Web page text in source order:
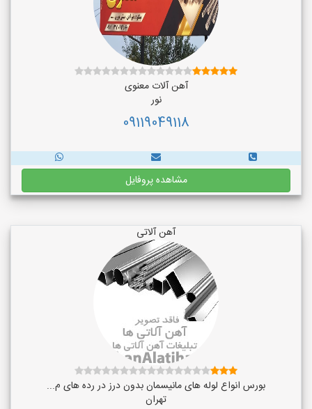
آهن آلات معنوی
نور
09119049118
مشاهده پروفایل
آهن آلاتی
بورس انواع لوله های مانیسمان بدون درز در رده های م...
تهران